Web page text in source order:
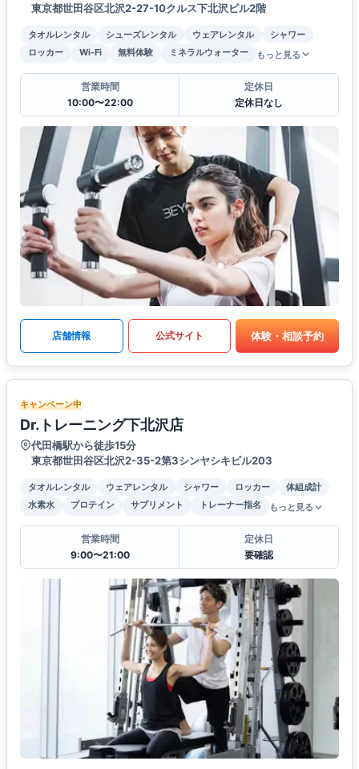
東京都世田谷区北沢2-27-10クルス下北沢ビル2階
タオルレンタル シューズレンタル ウェアレンタル
シャワー
ロッカー
Wi-Fi 無料体験 ミネラルウォーター もっと見る
営業時間
10:00〜22:00
定休日
定休日なし
店舗情報 公式サイト 体験・相談予約
キャンペーン中
Dr.トレーニング下北沢店
代田橋駅から徒歩15分
東京都世田谷区北沢2-35-2第3シンヤシキビル203
タオルレンタル ウェアレンタル シャワー ロッカー
体組成計
水素水
プロテイン サプリメント トレーナー指名 もっと見る
営業時間
9:00〜21:00
定休日
要確認